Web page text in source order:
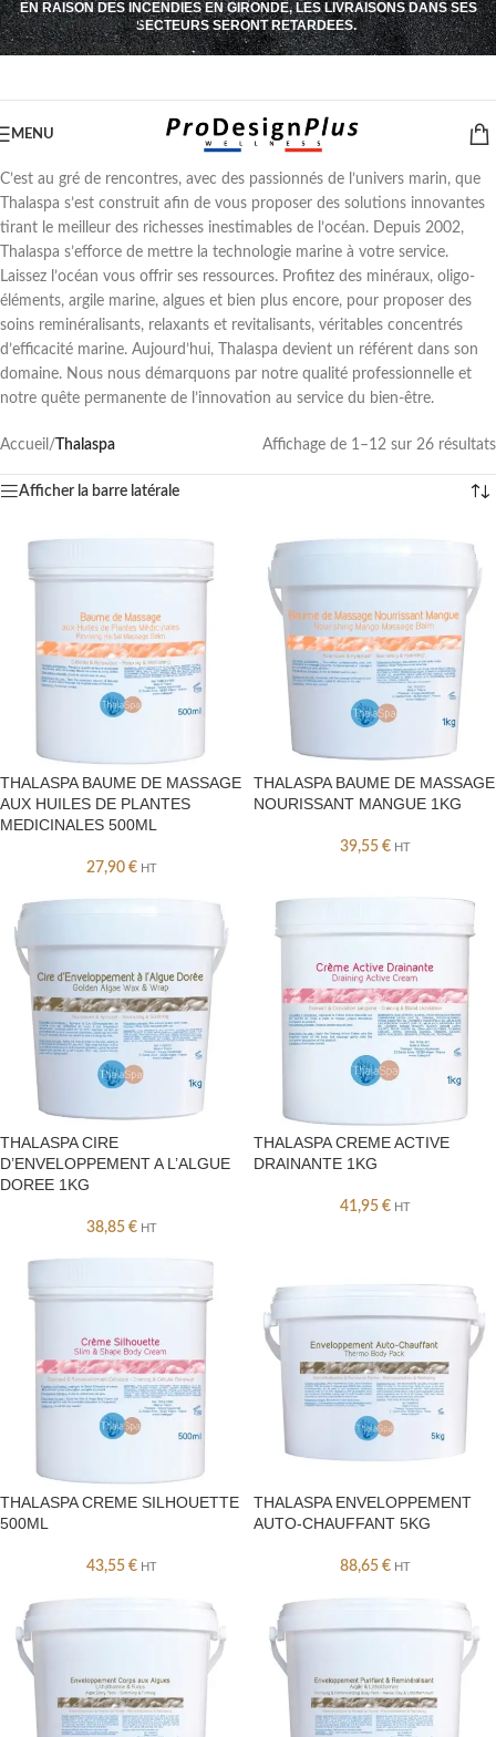
Passer à la navigation
Passer au contenu principal
EN RAISON DES INCENDIES EN GIRONDE, LES LIVRAISONS DANS SES
SECTEURS SERONT RETARDEES.
MENU
C’est au gré de rencontres, avec des passionnés de l’univers marin, que
Thalaspa s’est construit afin de vous proposer des solutions innovantes
tirant le meilleur des richesses inestimables de l’océan. Depuis 2002,
Thalaspa s’efforce de mettre la technologie marine à votre service.
Laissez l’océan vous offrir ses ressources. Profitez des minéraux, oligo-
éléments, argile marine, algues et bien plus encore, pour proposer des
soins reminéralisants, relaxants et revitalisants, véritables concentrés
d’efficacité marine. Aujourd’hui, Thalaspa devient un référent dans son
domaine. Nous nous démarquons par notre qualité professionnelle et
notre quête permanente de l’innovation au service du bien-être.
Accueil / Thalaspa Affichage de 1–12 sur 26 résultats
Afficher la barre latérale
THALASPA BAUME DE MASSAGE
AUX HUILES DE PLANTES
MEDICINALES 500ML
27,90 € HT
THALASPA BAUME DE MASSAGE
NOURISSANT MANGUE 1KG
39,55 € HT
THALASPA CIRE
D’ENVELOPPEMENT A L’ALGUE
DOREE 1KG
38,85 € HT
THALASPA CREME ACTIVE
DRAINANTE 1KG
41,95 € HT
THALASPA CREME SILHOUETTE
500ML
43,55 € HT
THALASPA ENVELOPPEMENT
AUTO-CHAUFFANT 5KG
88,65 € HT